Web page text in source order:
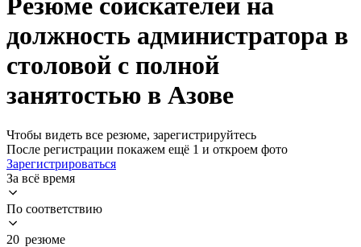
Резюме соискателей на
должность администратора в
столовой с полной
занятостью в Азове
Чтобы видеть все резюме, зарегистрируйтесь
После регистрации покажем ещё 1 и откроем фото
Зарегистрироваться
За всё время
По соответствию
20 резюме